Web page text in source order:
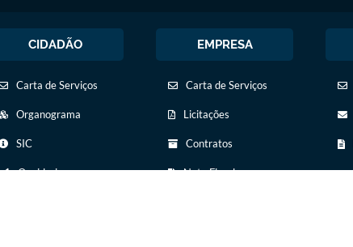
CIDADÃO
Carta de Serviços
Organograma
SIC
Ouvidoria
EMPRESA
Carta de Serviços
Licitações
Contratos
Nota Fiscal